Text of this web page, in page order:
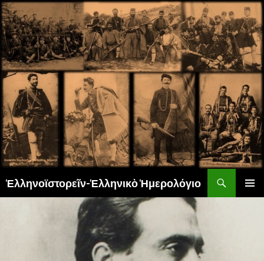
Ἑλληνοϊστορεῖν-Ἑλληνικὸ Ἡμερολόγιο